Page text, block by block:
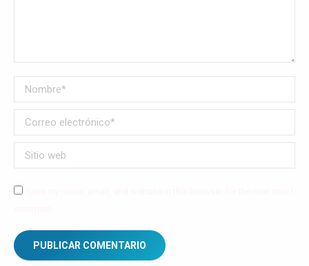
Nombre *
Correo electrónico *
Sitio web
PUBLICAR COMENTARIO